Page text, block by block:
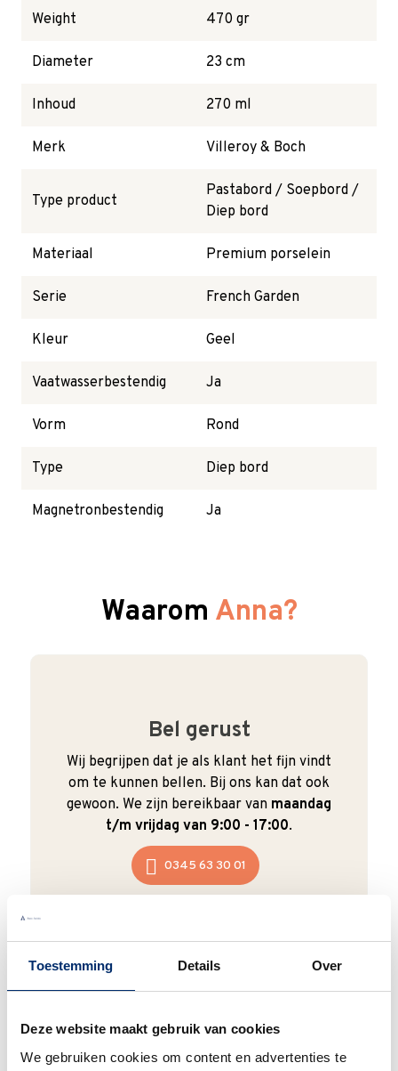
Toestemming Details Over
Deze website maakt gebruik van cookies
We gebruiken cookies om content en advertenties te
Weight 470 gr
Diameter 23 cm
Inhoud 270 ml
Merk Villeroy & Boch
Type product
Pastabord / Soepbord /
Diep bord
Materiaal Premium porselein
Serie French Garden
Kleur Geel
Vaatwasserbestendig Ja
Vorm Rond
Type Diep bord
Magnetronbestendig Ja
Waarom Anna?
Bel gerust
Wij begrijpen dat je als klant het fijn vindt
om te kunnen bellen. Bij ons kan dat ook
gewoon. We zijn bereikbaar van maandag
t/m vrijdag van 9:00 - 17:00.
0345 63 30 01
Duurzaam
We verpakken onze producten zorgvuldig
en duurzaam met hergebruikt karton en
papier.Vanaf € 55,-wordt jouw bestelling